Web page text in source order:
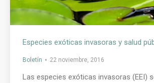
Especies exóticas invasoras y salud
Boletín 22 noviembre, 2016
Las especies exóticas invasoras (EEI)